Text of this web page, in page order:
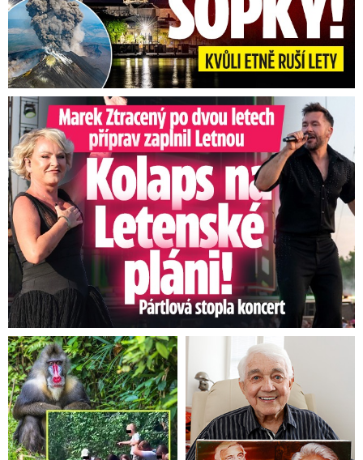
Marek Ztracený na Letné: Pártlová stopla koncert